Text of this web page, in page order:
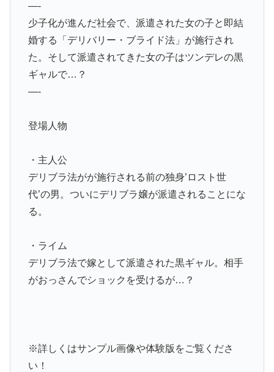
—-
少子化が進んだ社会で、派遣された女の子と即結
婚する「デリバリー・ブライド法」が施行され
た。そして派遣されてきた女の子はツンデレの黒
ギャルで…？
—-
登場人物
・主人公
デリブラ法がが施行される前の独身’ロスト世
代’の男。ついにデリブラ嬢が派遣されることにな
る。
・ライム
デリブラ法で嫁として派遣された黒ギャル。相手
がおっさんでショックを受けるが…？
※詳しくはサンプル画像や体験版をご覧くださ
い！